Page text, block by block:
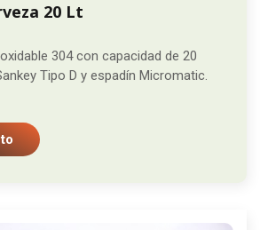
20 Lt
304 con capacidad de 20
Tipo D y espadín Micromatic.